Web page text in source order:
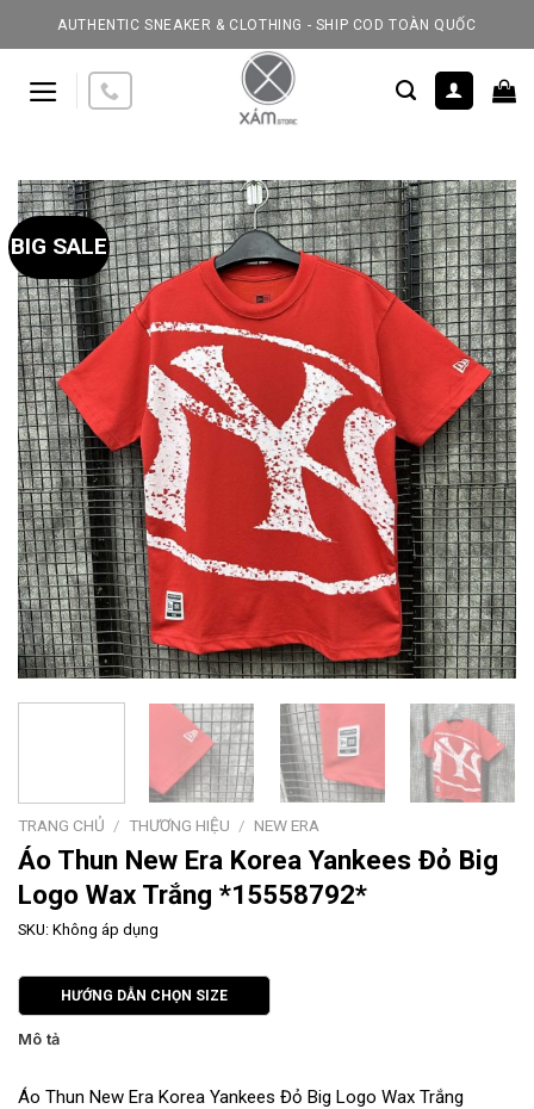
to
AUTHENTIC SNEAKER & CLOTHING - SHIP COD TOÀN QUỐC
BIG SALE
TRANG CHỦ / THƯƠNG HIỆU / NEW ERA
Áo Thun New Era Korea Yankees Đỏ Big
Logo Wax Trắng *15558792*
SKU: Không áp dụng
HƯỚNG DẪN CHỌN SIZE
Mô tả
Áo Thun New Era Korea Yankees Đỏ Big Logo Wax Trắng